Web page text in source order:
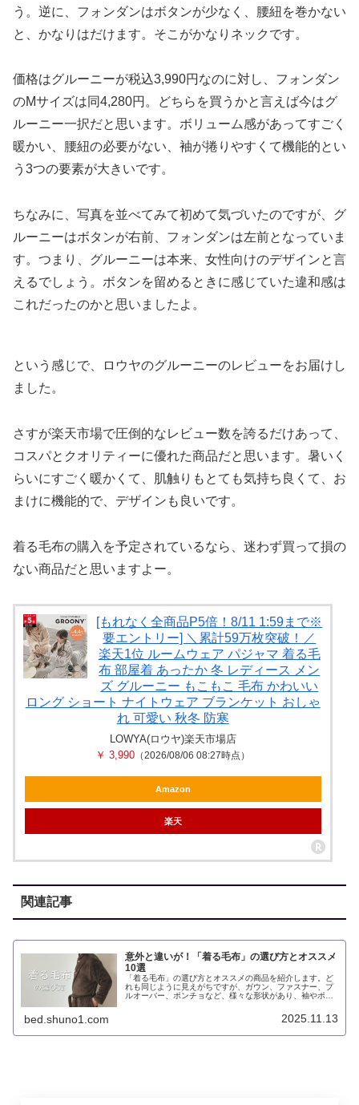
う。逆に、フォンダンはボタンが少なく、腰紐を巻かない
と、かなりはだけます。そこがかなりネックです。
価格はグルーニーが税込3,990円なのに対し、フォンダン
のMサイズは同4,280円。どちらを買うかと言えば今はグ
ルーニー一択だと思います。ボリューム感があってすごく
暖かい、腰紐の必要がない、袖が捲りやすくて機能的とい
う3つの要素が大きいです。
ちなみに、写真を並べてみて初めて気づいたのですが、グ
ルーニーはボタンが右前、フォンダンは左前となっていま
す。つまり、グルーニーは本来、女性向けのデザインと言
えるでしょう。ボタンを留めるときに感じていた違和感は
これだったのかと思いましたよ。
という感じで、ロウヤのグルーニーのレビューをお届けし
ました。
さすが楽天市場で圧倒的なレビュー数を誇るだけあって、
コスパとクオリティーに優れた商品だと思います。暑いく
らいにすごく暖かくて、肌触りもとても気持ち良くて、お
まけに機能的で、デザインも良いです。
着る毛布の購入を予定されているなら、迷わず買って損の
ない商品だと思いますよー。
[もれなく全商品P5倍！8/11 1:59まで※
要エントリー] ＼累計59万枚突破！／
楽天1位 ルームウェア パジャマ 着る毛
布 部屋着 あったか 冬 レディース メン
ズ グルーニー もこもこ 毛布 かわいい
ロング ショート ナイトウェア ブランケット おしゃ
れ 可愛い 秋冬 防寒
LOWYA(ロウヤ)楽天市場店
￥ 3,990 （2026/08/06 08:27時点）
Amazon
楽天
関連記事
意外と違いが！「着る毛布」の選び方とオススメ
10選
「着る毛布」の選び方とオススメの商品を紹介します。ど
れも同じように見えがちですが、ガウン、ファスナー、プ
ルオーバー、ポンチョなど、様々な形状があり、袖やポケ
bed.shuno1.com 2025.11.13